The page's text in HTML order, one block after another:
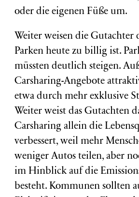
oder die eigenen Füße um.
Weiter weisen die Gutachter
Parken heute zu billig ist.
müssten deutlich steigen.
Carsharing-Angebote
etwa durch mehr exklusive
Weiter weist das Gutachten
Carsharing allein die
verbessert, weil mehr
weniger Autos teilen, aber
im Hinblick auf die
besteht. Kommunen sollten